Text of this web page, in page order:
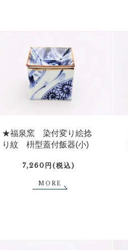
★福泉窯 染付変り絵捻
り紋 枡型蓋付飯器(小)
7,260円(税込)
MORE